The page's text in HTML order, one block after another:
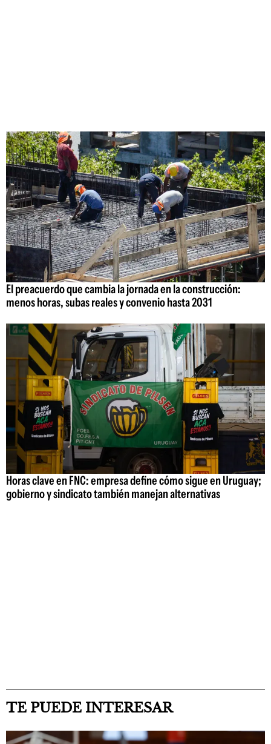
El preacuerdo que cambia la jornada en la construcción:
menos horas, subas reales y convenio hasta 2031
Horas clave en FNC: empresa define cómo sigue en Uruguay;
gobierno y sindicato también manejan alternativas
TE PUEDE INTERESAR